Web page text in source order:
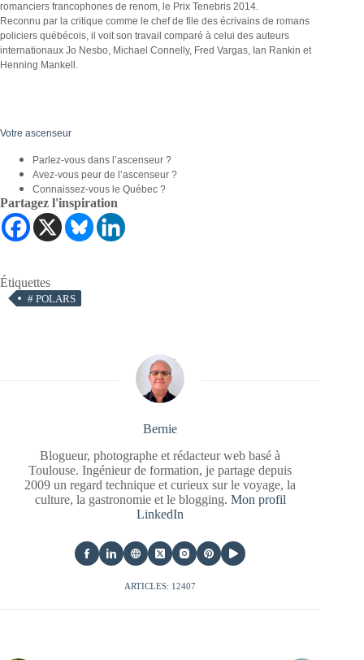
romanciers francophones de renom, le Prix Tenebris 2014.
Reconnu par la critique comme le chef de file des écrivains de romans
policiers québécois, il voit son travail comparé à celui des auteurs
internationaux Jo Nesbo, Michael Connelly, Fred Vargas, Ian Rankin et
Henning Mankell.
Votre ascenseur
Parlez-vous dans l’ascenseur ?
Avez-vous peur de l’ascenseur ?
Connaissez-vous le Québec ?
Partagez l'inspiration
Étiquettes
# POLARS
Bernie
Blogueur, photographe et rédacteur web basé à
Toulouse. Ingénieur de formation, je partage depuis
2009 un regard technique et curieux sur le voyage, la
culture, la gastronomie et le blogging. Mon profil
LinkedIn
ARTICLES: 12407